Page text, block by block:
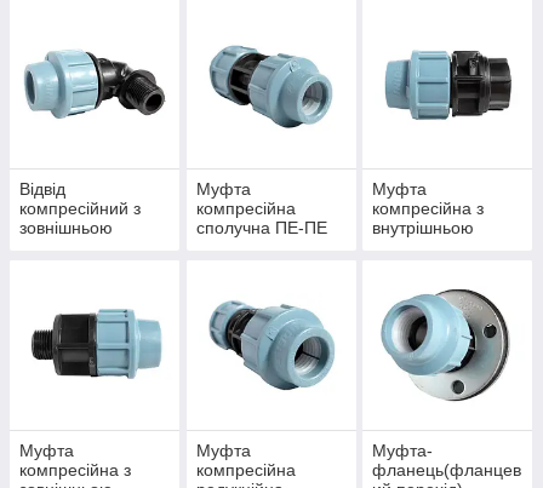
Відвід
компресійний з
зовнішньою
Муфта
компресійна
сполучна ПЕ-ПЕ
Муфта
компресійна з
внутрішньою
Муфта
компресійна з
Муфта
компресійна
Муфта-
фланець(фланцев